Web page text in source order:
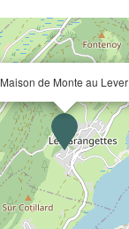
Maison de Monte au Lever